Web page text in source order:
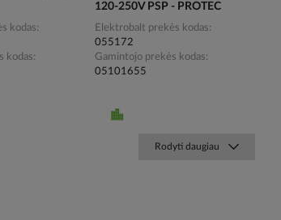
kodas
kodas
120-250V PSP - PROTEC
Elektrobalt prekės kodas
055172
Gamintojo prekės kodas
05101655
Rodyti daugiau